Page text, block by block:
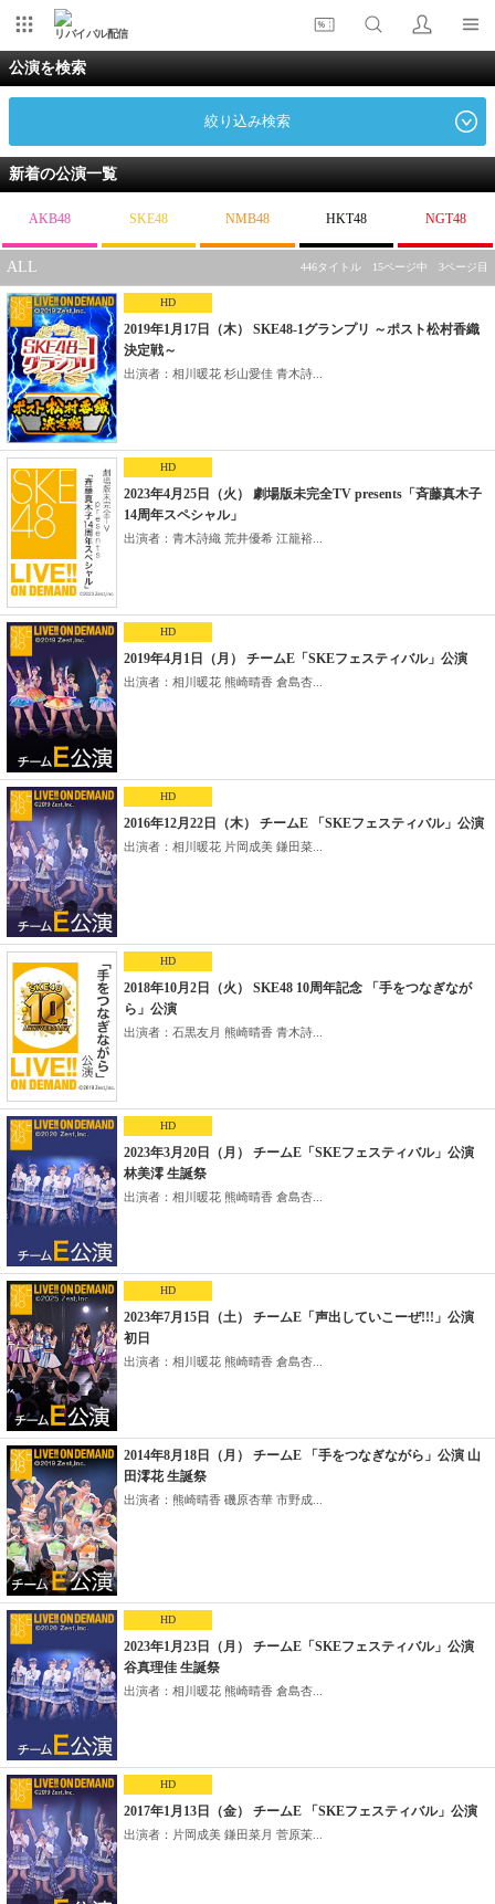
リバイバル配信
公演を検索
絞り込み検索
新着の公演一覧
AKB48 SKE48 NMB48 HKT48 NGT48
ALL 446タイトル 15ページ中 3ページ目
HD
2019年1月17日（木） SKE48-1グランプリ ～ポスト松村香織
決定戦～
出演者：相川暖花 杉山愛佳 青木詩...
HD
2023年4月25日（火） 劇場版未完全TV presents「斉藤真木子
14周年スペシャル」
出演者：青木詩織 荒井優希 江籠裕...
HD
2019年4月1日（月） チームE「SKEフェスティバル」公演
出演者：相川暖花 熊崎晴香 倉島杏...
HD
2016年12月22日（木） チームE 「SKEフェスティバル」公演
出演者：相川暖花 片岡成美 鎌田菜...
HD
2018年10月2日（火） SKE48 10周年記念 「手をつなぎなが
ら」公演
出演者：石黒友月 熊崎晴香 青木詩...
HD
2023年3月20日（月） チームE「SKEフェスティバル」公演
林美澪 生誕祭
出演者：相川暖花 熊崎晴香 倉島杏...
HD
2023年7月15日（土） チームE「声出していこーぜ!!!」公演
初日
出演者：相川暖花 熊崎晴香 倉島杏...
2014年8月18日（月） チームE 「手をつなぎながら」公演 山
田澪花 生誕祭
出演者：熊崎晴香 磯原杏華 市野成...
HD
2023年1月23日（月） チームE「SKEフェスティバル」公演
谷真理佳 生誕祭
出演者：相川暖花 熊崎晴香 倉島杏...
HD
2017年1月13日（金） チームE 「SKEフェスティバル」公演
出演者：片岡成美 鎌田菜月 菅原茉...